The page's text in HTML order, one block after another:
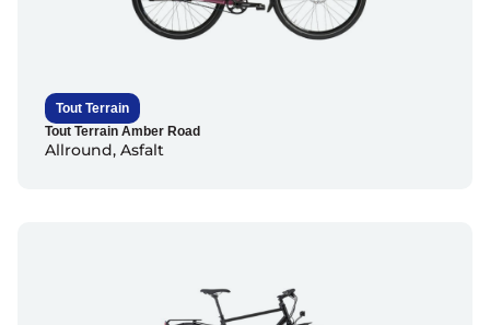
Tout Terrain
Tout Terrain Amber Road
Allround, Asfalt